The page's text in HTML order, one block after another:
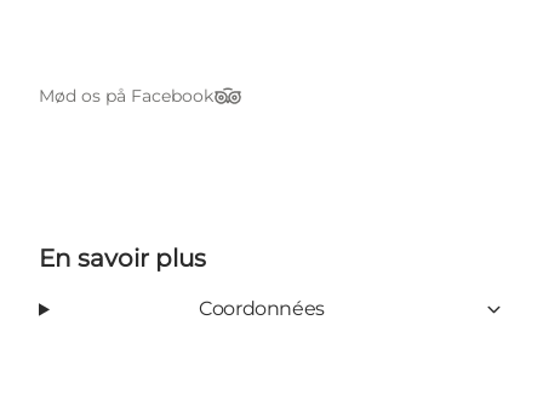
Mød os på Facebook
TripAdvisor
En savoir plus
Coordonnées